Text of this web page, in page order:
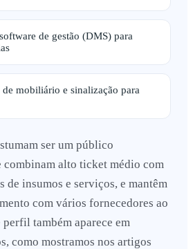
de gestão (DMS) para
de mobiliário e sinalização para
ser um público
combinam alto ticket médio com
de insumos e serviços, e mantêm
com vários fornecedores ao
perfil também aparece em
como mostramos nos artigos